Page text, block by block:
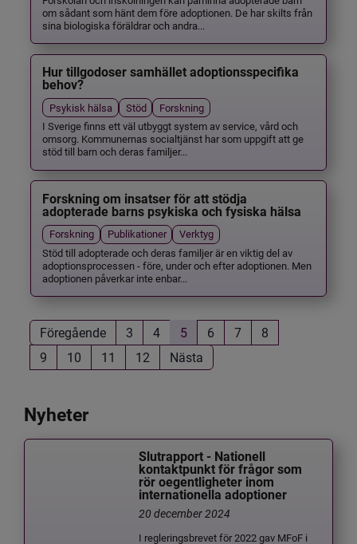
om sådant som hänt dem före adoptionen. De har skilts från
sina biologiska föräldrar och andra...
Hur tillgodoser samhället adoptionsspecifika
behov?
Psykisk hälsa Stöd
Forskning
I Sverige finns ett väl utbyggt system av service, vård och
omsorg. Kommunernas socialtjänst har som uppgift att ge
stöd till barn och deras familjer...
Forskning om insatser för att stödja
adopterade barns psykiska och fysiska hälsa
Forskning Publikationer
Verktyg
Stöd till adopterade och deras familjer är en viktig del av
adoptionsprocessen - före, under och efter adoptionen. Men
adoptionen påverkar inte enbar...
Föregående 3 4 5 6 7
8
9
10 11 12 Nästa
Nyheter
Slutrapport - Nationell
kontaktpunkt för frågor som
rör oegentligheter inom
internationella adoptioner
20 december 2024
I regleringsbrevet för 2022 gav MFoF i